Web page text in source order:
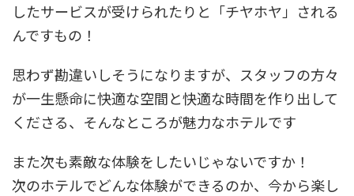
したサービスが受けられたりと「チヤホヤ」される
んですもの！
思わず勘違いしそうになりますが、スタッフの方々
が一生懸命に快適な空間と快適な時間を作り出して
くださる、そんなところが魅力なホテルです
また次も素敵な体験をしたいじゃないですか！
次のホテルでどんな体験ができるのか、今から楽し